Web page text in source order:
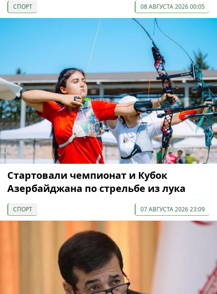
СПОРТ 08 АВГУСТА 2026 00:05
Cтартовали чемпионат и Кубок
Азербайджана по стрельбе из лука
СПОРТ 07 АВГУСТА 2026 23:09